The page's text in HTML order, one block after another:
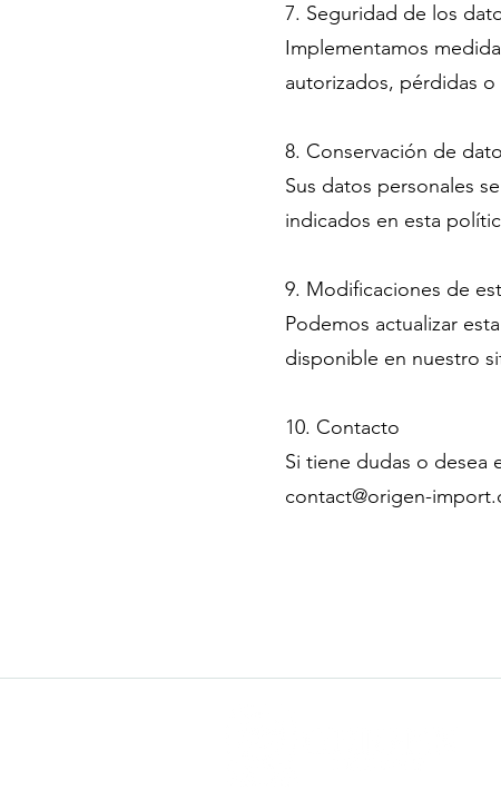
7. Seguridad de los
Implementamos
autorizados, pérdidas o
8. Conservación de
Sus datos personales
indicados en esta
9. Modificaciones de
Podemos actualizar
disponible en nuestro
10. Contacto
Si tiene dudas o desea
contact@origen-